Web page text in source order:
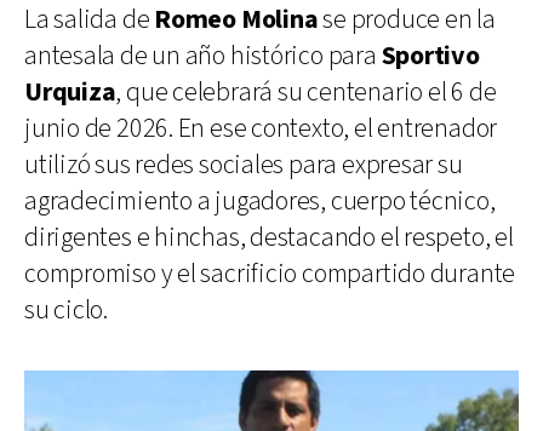
La salida de Romeo Molinase produce en la
antesala de un año histórico para Sportivo
Urquiza, que celebrará su centenario el 6 de
junio de 2026. En ese contexto, el entrenador
utilizó sus redes sociales para expresar su
agradecimiento a jugadores, cuerpo técnico,
dirigentes e hinchas, destacando el respeto, el
compromiso y el sacrificio compartido durante
su ciclo.